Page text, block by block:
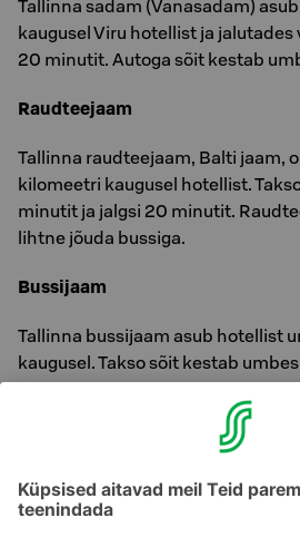
Tallinna sadam (Vanasadam)
kaugusel Viru hotellist ja jalutades
20 minutit. Autoga sõit kestab
Raudteejaam
Tallinna raudteejaam, Balti jaam,
kilomeetri kaugusel hotellist.
minutit ja jalgsi 20 minutit.
lihtne jõuda bussiga.
Bussijaam
Tallinna bussijaam asub hotellist
kaugusel. Takso sõit kestab
umbes 25 minutit. Bussijaama
Vahemaa hotellist Tallinna